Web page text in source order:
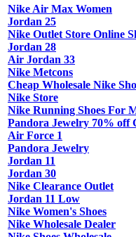
Nike Air Max Women
Jordan 25
Nike Outlet Store Online
Jordan 28
Air Jordan 33
Nike Metcons
Cheap Wholesale Nike
Nike Store
Nike Running Shoes For
Pandora Jewelry 70% off
Air Force 1
Pandora Jewelry
Jordan 11
Jordan 30
Nike Clearance Outlet
Jordan 11 Low
Nike Women's Shoes
Nike Wholesale Dealer